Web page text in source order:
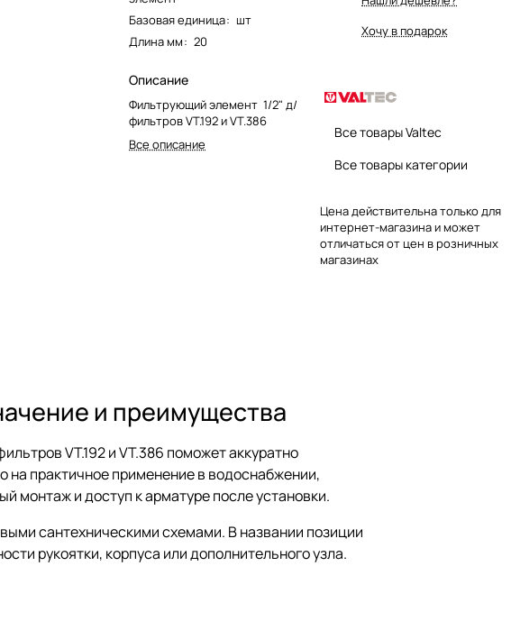
Базовая единица: шт
Длина мм: 20
Описание
Фильтрующий элемент 1/2" д/
фильтров VT.192 и VT.386
Все описание
Хочу в подарок
Все товары Valtec
Все товары категории
Цена действительна только для
интернет-магазина и может
отличаться от цен в розничных
магазинах
и преимущества
VT.192 и VT.386 поможет аккуратно
на практичное применение в водоснабжении,
монтаж и доступ к арматуре после установки.
сантехническими схемами. В названии позиции
рукоятки, корпуса или дополнительного узла.